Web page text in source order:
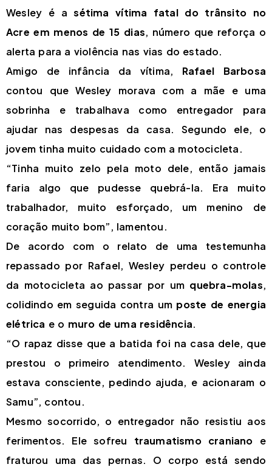
Wesley é asétima vítima fatal do trânsito no
Acre em menos de 15 dias, número que reforça o
alerta para a violência nas vias do estado.
Amigo de infância da vítima, Rafael Barbosa
contou que Wesley morava com a mãe e uma
sobrinha e trabalhava como entregador para
ajudar nas despesas da casa. Segundo ele, o
jovem tinha muito cuidado com a motocicleta.
“Tinha muito zelo pela moto dele, então jamais
faria algo que pudesse quebrá-la. Era muito
trabalhador, muito esforçado, um menino de
coração muito bom”, lamentou.
De acordo com o relato de uma testemunha
repassado por Rafael, Wesley perdeu o controle
da motocicleta ao passar por um quebra-molas,
colidindo em seguida contra um poste de energia
elétrica e o muro de uma residência.
“O rapaz disse que a batida foi na casa dele, que
prestou o primeiro atendimento. Wesley ainda
estava consciente, pedindo ajuda, e acionaram o
Samu”, contou.
Mesmo socorrido, o entregador não resistiu aos
ferimentos. Ele sofreu traumatismo craniano e
fraturou uma das pernas. O corpo está sendo